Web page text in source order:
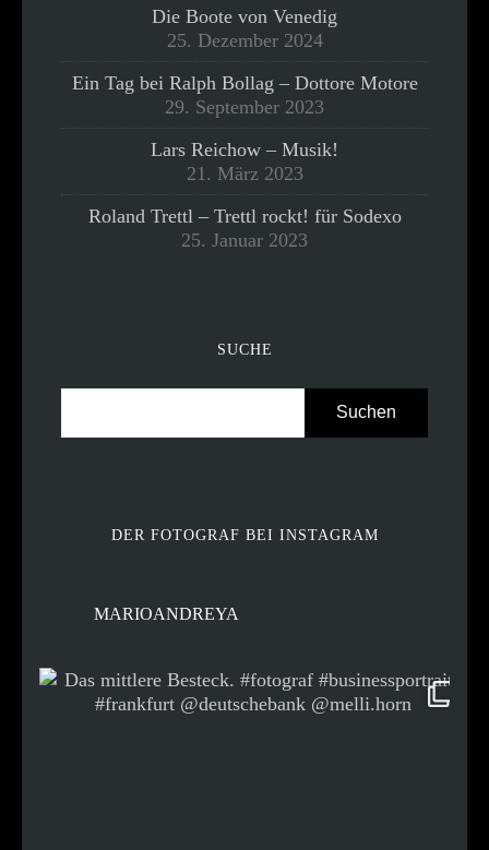
Die Boote von Venedig
25. Dezember 2024
Ein Tag bei Ralph Bollag – Dottore Motore
29. September 2023
Lars Reichow – Musik!
21. März 2023
Roland Trettl – Trettl rockt! für Sodexo
25. Januar 2023
SUCHE
DER FOTOGRAF BEI INSTAGRAM
MARIOANDREYA